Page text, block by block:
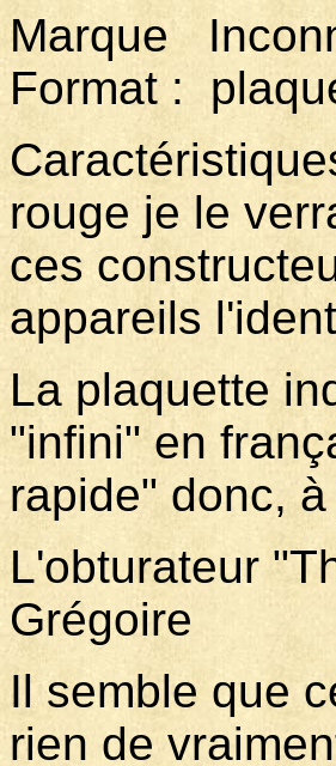
Marque
Format :
rouge je le
ces
appareils
La plaquette
"infini" en
rapide" donc,
L'obturateur
Grégoire
Il semble que
rien de